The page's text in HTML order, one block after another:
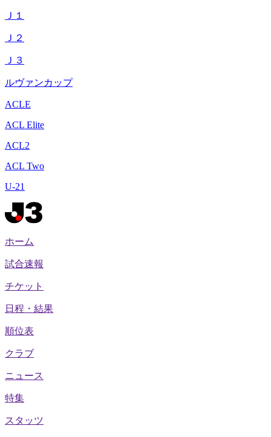
Ｊ１
Ｊ２
Ｊ３
ルヴァンカップ
ACLE
ACL Elite
ACL2
ACL Two
U-21
ホーム
試合速報
チケット
日程・結果
順位表
クラブ
ニュース
特集
スタッツ